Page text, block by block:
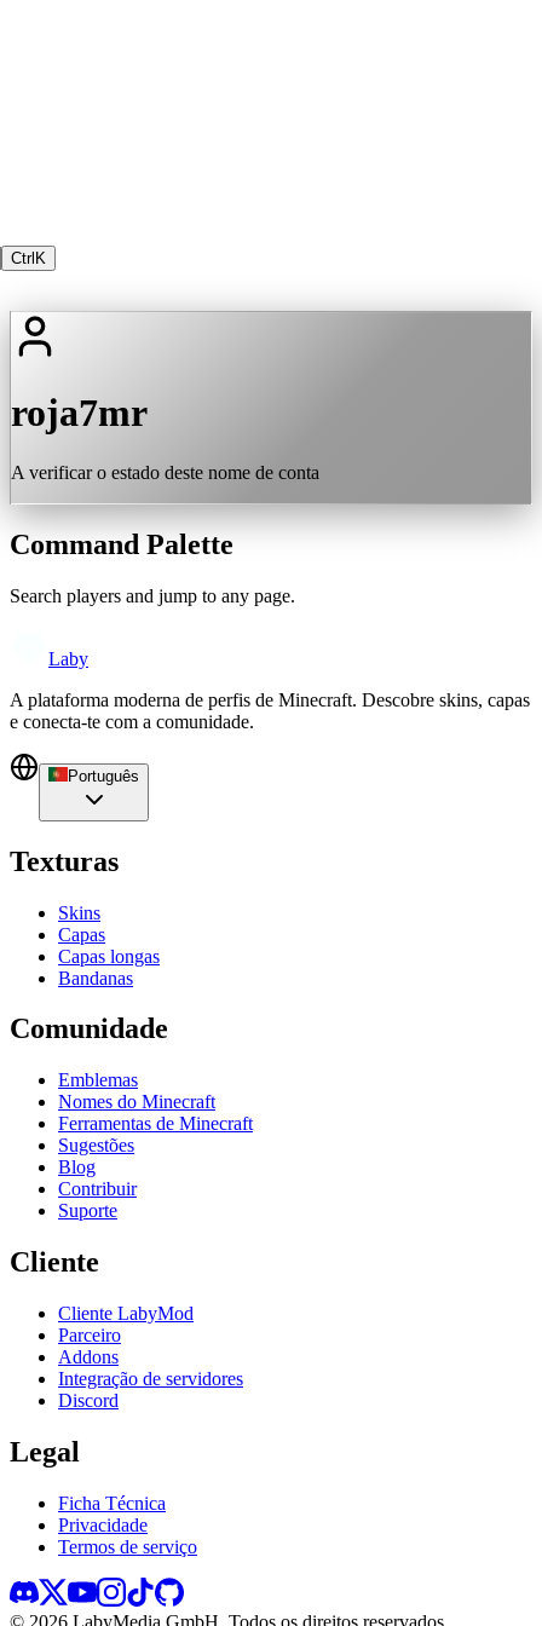
Ctrl K
roja7mr
A verificar o estado deste nome de conta
Command Palette
Search players and jump to any page.
Laby
A plataforma moderna de perfis de Minecraft. Descobre skins, capas
e conecta-te com a comunidade.
Português
Texturas
Skins
Capas
Capas longas
Bandanas
Comunidade
Emblemas
Nomes do Minecraft
Ferramentas de Minecraft
Sugestões
Blog
Contribuir
Suporte
Cliente
Cliente LabyMod
Parceiro
Addons
Integração de servidores
Discord
Legal
Ficha Técnica
Privacidade
Termos de serviço
© 2026 LabyMedia GmbH. Todos os direitos reservados.